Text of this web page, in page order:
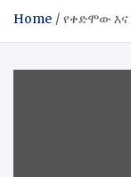
Home የቀድሞው እና